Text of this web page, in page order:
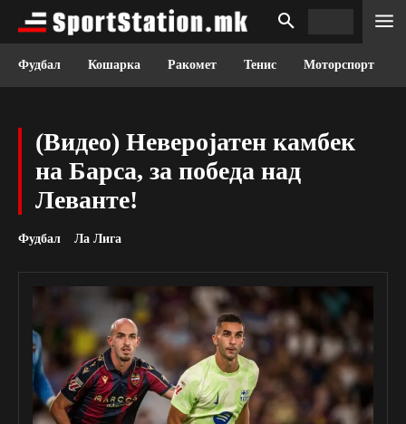
Фудбал Кошарка Ракомет Тенис Моторспорт
(Видео) Неверојатен камбек
на Барса, за победа над
Леванте!
Фудбал Ла Лига